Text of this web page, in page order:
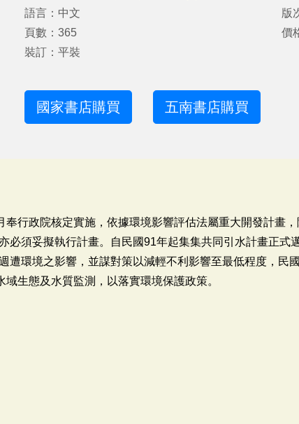
語言：中文
頁數：365
裝訂：平裝
版
價
國家書店購買 五南書店購買
行政院核定實施，依據環境影響評估法屬重大開發計畫
必須妥擬執行計畫。自民國91年起集集共同引水計畫正式
遭環境之影響，並謀對策以減輕不利影響至最低程度，民
生態及水質監測，以落實環境保護政策。